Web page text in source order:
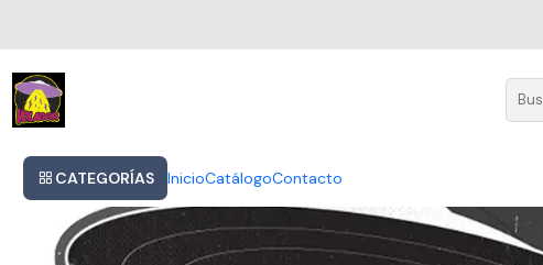
CATEGORÍAS InicioCatálogoContacto